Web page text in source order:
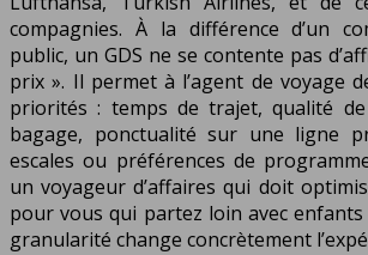
compagnies. À la différence d’un
public, un GDS ne se contente pas
prix ». Il permet à l’agent de voyage
priorités : temps de trajet, qualité
bagage, ponctualité sur une ligne
escales ou préférences de
un voyageur d’affaires qui doit
pour vous qui partez loin avec
granularité change concrètement